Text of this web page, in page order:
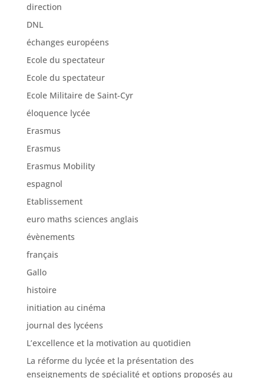
direction
DNL
échanges européens
Ecole du spectateur
Ecole du spectateur
Ecole Militaire de Saint-Cyr
éloquence lycée
Erasmus
Erasmus
Erasmus Mobility
espagnol
Etablissement
euro maths sciences anglais
évènements
français
Gallo
histoire
initiation au cinéma
journal des lycéens
L’excellence et la motivation au quotidien
La réforme du lycée et la présentation des
enseignements de spécialité et options proposés au